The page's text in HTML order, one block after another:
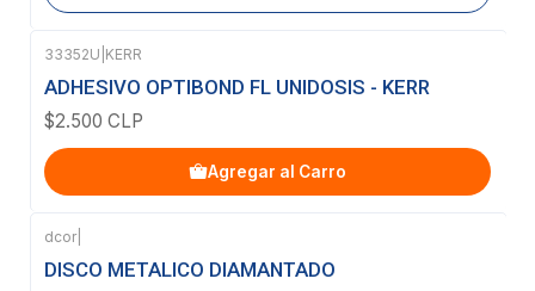
33352U KERR
ADHESIVO OPTIBOND FL UNIDOSIS - KERR
$2.500 CLP
Agregar al Carro
Agotado
dcor
DISCO METALICO DIAMANTADO